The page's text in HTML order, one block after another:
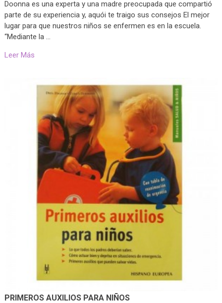
Doonna es una experta y una madre preocupada que compartió
parte de su experiencia y, aquói te traigo sus consejos El mejor
lugar para que nuestros niños se enfermen es en la escuela.
“Mediante la …
Leer Más
PRIMEROS AUXILIOS PARA NIÑOS